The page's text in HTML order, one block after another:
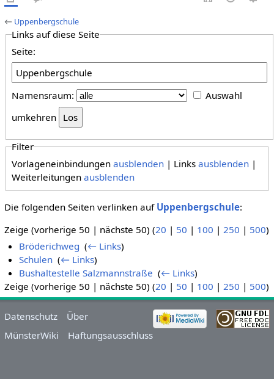
← Uppenbergschule
Links auf diese Seite
Seite:
Namensraum:
Auswahl
umkehren
Filter
Vorlageneinbindungenausblenden | Linksausblenden |
Weiterleitungenausblenden
Die folgenden Seiten verlinken auf Uppenbergschule:
Zeige (vorherige 50 | nächste 50) (20 | 50 | 100 | 250 | 500)
Bröderichweg ‎(← Links)
Schulen ‎(← Links)
Bushaltestelle Salzmannstraße ‎(← Links)
Zeige (vorherige 50 | nächste 50) (20 | 50 | 100 | 250 | 500)
Datenschutz
Über
MünsterWiki
Haftungsausschluss